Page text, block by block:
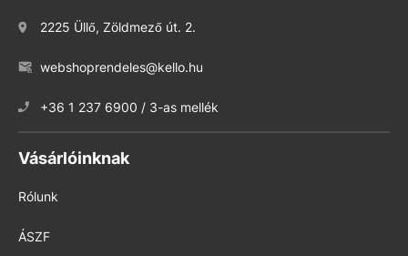
2225 Üllő, Zöldmező út. 2.
webshoprendeles@kello.hu
+36 1 237 6900 / 3-as mellék
Vásárlóinknak
Rólunk
ÁSZF